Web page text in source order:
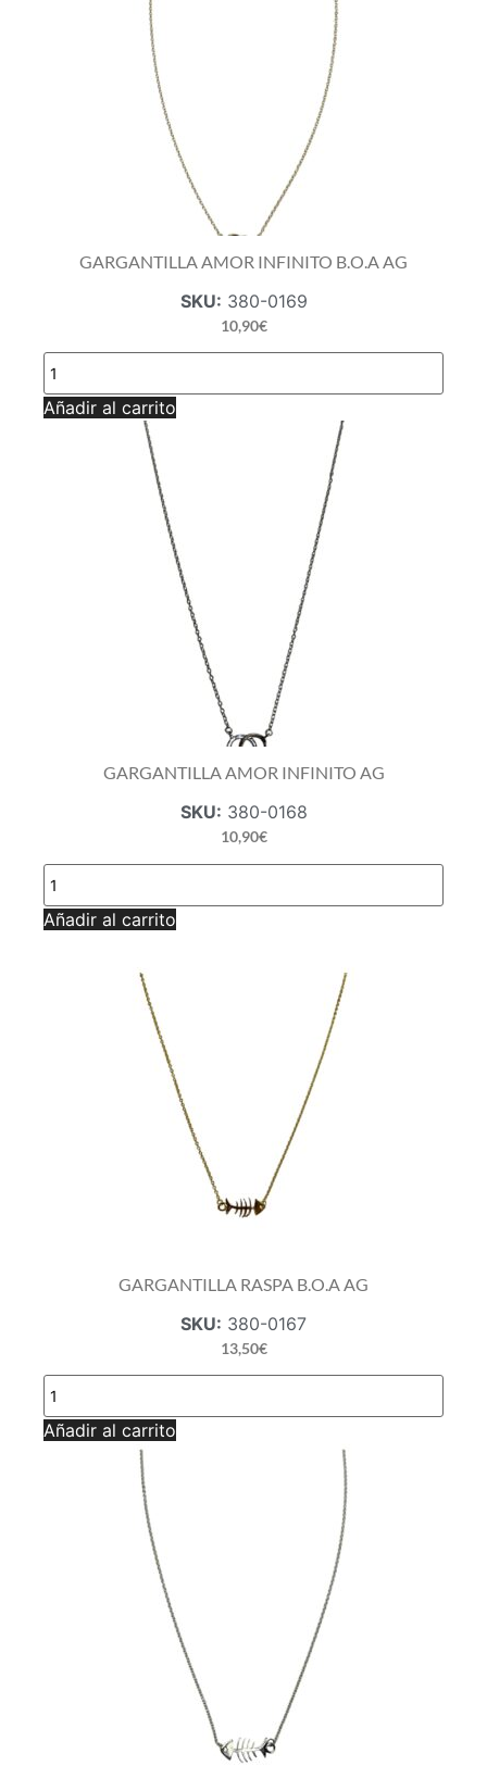
GARGANTILLA AMOR INFINITO B.O.A AG
SKU: 380-0169
10,90€
GARGANTILLA
AMOR
INFINITO
B.O.A
Añadir al carrito
GARGANTILLA AMOR INFINITO AG
SKU: 380-0168
10,90€
GARGANTILLA
AMOR
INFINITO
AG
Añadir al carrito
GARGANTILLA RASPA B.O.A AG
SKU: 380-0167
13,50€
GARGANTILLA
RASPA
B.O.A
AG
Añadir al carrito